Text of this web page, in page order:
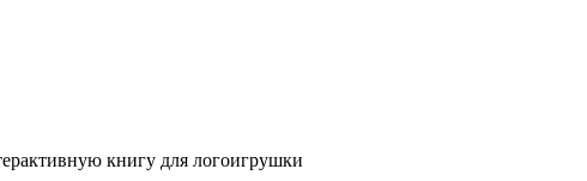
книгу для логоигрушки